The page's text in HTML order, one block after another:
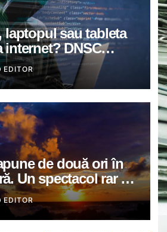
laptopul sau tableta
internet? DNSC
unui risc pe
îl ignoră
EDITOR
de două ori în
Un spectacol rar va
unui sat din
EDITOR